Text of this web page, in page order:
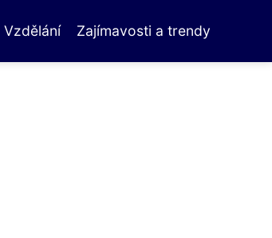
Vzdělání Zajímavosti a trendy